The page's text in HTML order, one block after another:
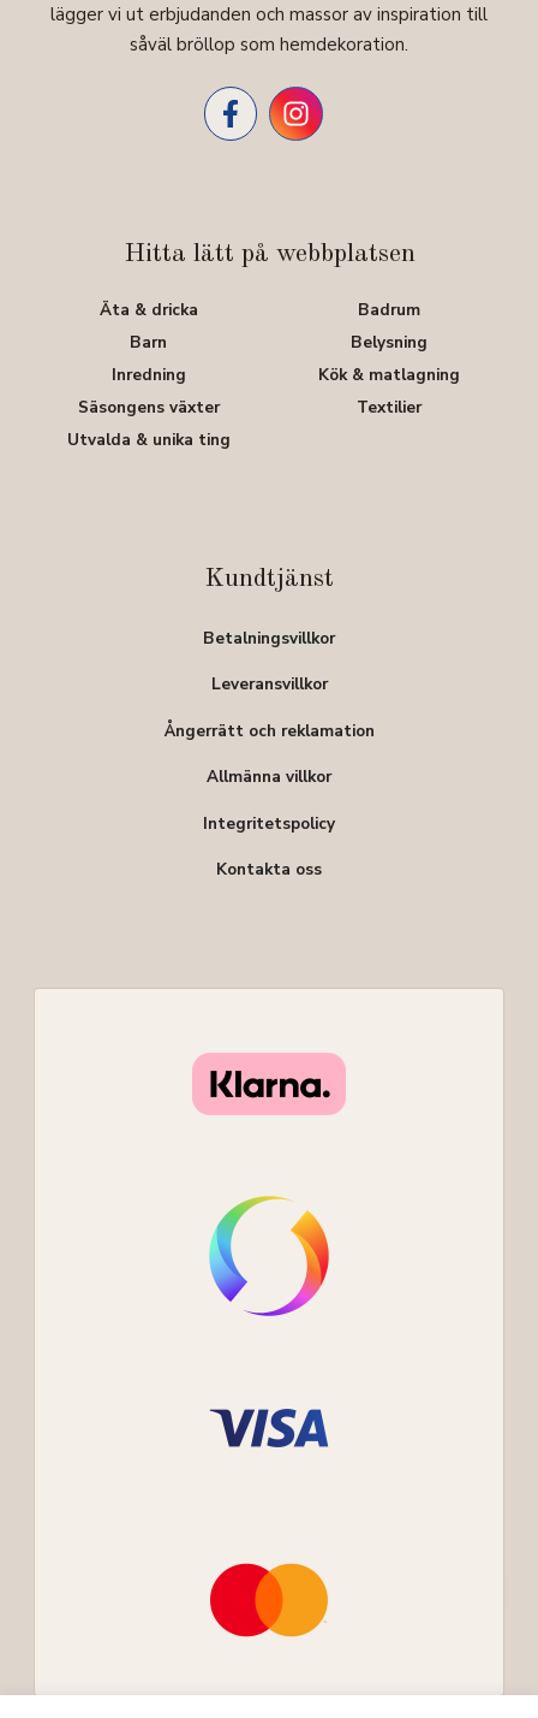
lägger vi ut erbjudanden och massor av inspiration till
såväl bröllop som hemdekoration.
Hitta lätt på webbplatsen
Äta & dricka
Badrum
Barn
Belysning
Inredning
Kök & matlagning
Säsongens växter
Textilier
Utvalda & unika ting
Kundtjänst
Betalningsvillkor
Leveransvillkor
Ångerrätt och reklamation
Allmänna villkor
Integritetspolicy
Kontakta oss